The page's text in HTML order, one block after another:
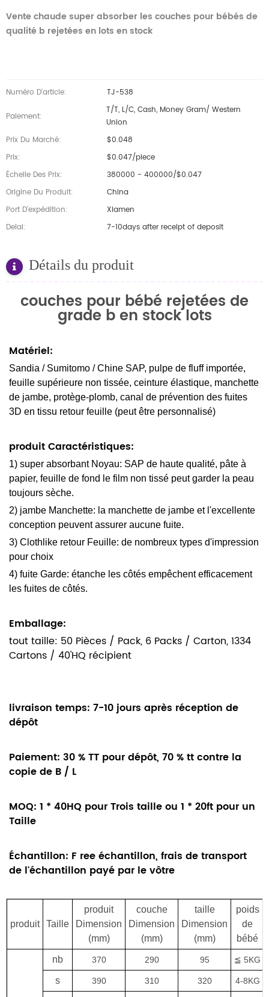
Vente chaude super absorber les couches pour bébés de
qualité b rejetées en lots en stock
Numéro D'article: TJ-538
Paiement:
T/T, L/C, Cash, Money Gram/ Western
Union
Prix Du Marché:
$0.048
Prix:
$0.047/piece
Échelle Des Prix:
380000 - 400000/$0.047
Origine Du Produit:
China
Port D'expédition:
Xiamen
Delai:
7-10days after receipt of deposit
Détails du produit
couches pour bébé rejetées de
grade b en stock lots
Matériel:
Sandia / Sumitomo / Chine SAP, pulpe de fluff importée,
feuille supérieure non tissée, ceinture élastique, manchette
de jambe, protège-plomb, canal de prévention des fuites
3D en tissu retour feuille (peut être personnalisé)
produit Caractéristiques:
1) super absorbant Noyau: SAP de haute qualité, pâte à
papier, feuille de fond le film non tissé peut garder la peau
toujours sèche.
2) jambe Manchette: la manchette de jambe et l'excellente
conception peuvent assurer aucune fuite.
3) Clothlike retour Feuille: de nombreux types d'impression
pour choix
4) fuite Garde: étanche les côtés empêchent efficacement
les fuites de côtés.
Emballage:
tout taille: 50 Pièces / Pack, 6 Packs / Carton, 1334
Cartons / 40'HQ récipient
livraison temps: 7-10 jours après réception de
dépôt
Paiement: 30 % TT pour dépôt, 70 % tt contre la
copie de B / L
MOQ: 1 * 40HQ pourTrois taille ou 1 * 20ft pour un
Taille
Échantillon: F ree échantillon, frais de transport
de l'échantillon payé par le vôtre
produit Taille
produit
Dimension
(mm)
couche
Dimension
(mm)
taille
Dimension
(mm)
poids
de
bébé
nb 370 290 95 ≦ 5KG
s 390 310 320 4-8KG